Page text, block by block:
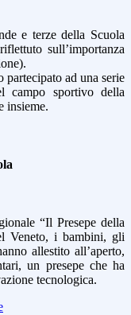
e terze della Scuola
sull’importanza
ad una serie
campo sportivo della
insieme.
“Il Presepe della
Veneto, i bambini, gli
allestito all’aperto,
un presepe che ha
tecnologica.